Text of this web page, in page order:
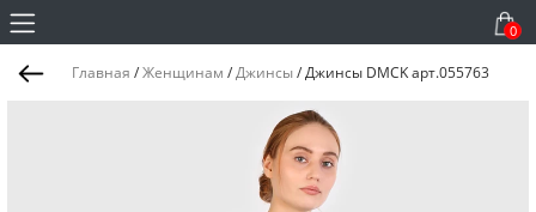
0
Главная /Женщинам /Джинсы/Джинсы DMCK арт.055763